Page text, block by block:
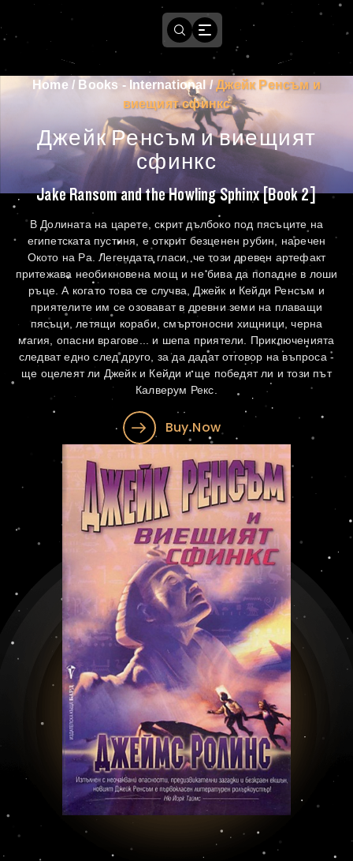
Home / Books - International /Джейк Ренсъм и
виещият сфинкс
Джейк Ренсъм и виещият
сфинкс
Jake Ransom and the Howling Sphinx [Book 2]
В Долината на царете, скрит дълбоко под пясъците на
египетската пустиня, е открит безценен рубин, наречен
Окото на Ра. Легендата гласи, че този древен артефакт
притежава необикновена мощ и не бива да попадне в лоши
ръце. А когато това се случва, Джейк и Кейди Ренсъм и
приятелите им се озовават в древни земи на плаващи
пясъци, летящи кораби, смъртоносни хищници, черна
магия, опасни врагове... и шепа приятели. Приключенията
следват едно след друго, за да дадат отговор на въпроса -
ще оцелеят ли Джейк и Кейди и ще победят ли и този път
Калверум Рекс.
Buy Now